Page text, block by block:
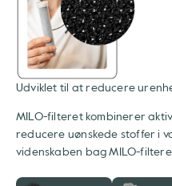
Udviklet til at reducere
MILO-filteret kombinerer
reducere uønskede stoffer i
videnskaben bag MILO-